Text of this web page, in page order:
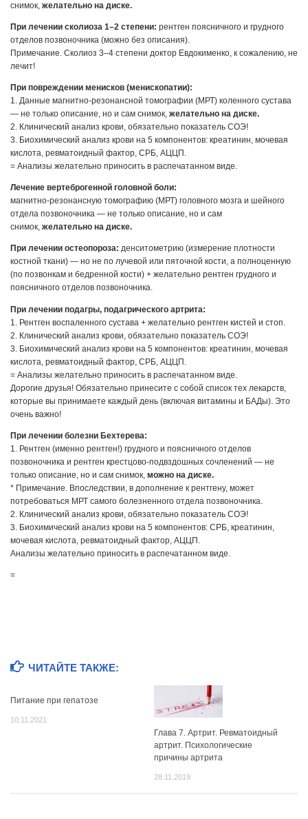
снимок, желательно на диске.
При лечении сколиоза 1–2 степени: рентген поясничного и грудного
отделов позвоночника (можно без описания).
Примечание. Сколиоз 3–4 степени доктор Евдокименко, к сожалению, не
лечит!
При повреждении менисков (менископатии):
1. Данные магнитно-резонансной томографии (МРТ) коленного сустава
— не только описание, но и сам снимок, желательно на диске.
2. Клинический анализ крови, обязательно показатель СОЭ!
3. Биохимический анализ крови на 5 компонентов: креатинин, мочевая
кислота, ревматоидный фактор, СРБ, АЦЦП.
= Анализы желательно приносить в распечатанном виде.
Лечение вертеброгенной головной боли:
магнитно-резонансную томографию (МРТ) головного мозга и шейного
отдела позвоночника — не только описание, но и сам
снимок, желательно на диске.
При лечении остеопороза: денситометрию (измерение плотности
костной ткани) — но не по лучевой или пяточной кости, а полноценную
(по позвонкам и бедренной кости) + желательно рентген грудного и
поясничного отделов позвоночника.
При лечении подагры, подагрического артрита:
1. Рентген воспаленного сустава + желательно рентген кистей и стоп.
2. Клинический анализ крови, обязательно показатель СОЭ!
3. Биохимический анализ крови на 5 компонентов: креатинин, мочевая
кислота, ревматоидный фактор, СРБ, АЦЦП.
= Анализы желательно приносить в распечатанном виде.
Дорогие друзья! Обязательно принесите с собой список тех лекарств,
которые вы принимаете каждый день (включая витамины и БАДы). Это
очень важно!
При лечении болезни Бехтерева:
1. Рентген (именно рентген!) грудного и поясничного отделов
позвоночника и рентген крестцово-подвздошных сочленений — не
только описание, но и сам снимок, можно на диске.
* Примечание. Впоследствии, в дополнение к рентгену, может
потребоваться МРТ самого болезненного отдела позвоночника.
2. Клинический анализ крови, обязательно показатель СОЭ!
3. Биохимический анализ крови на 5 компонентов: СРБ, креатинин,
мочевая кислота, ревматоидный фактор, АЦЦП.
Анализы желательно приносить в распечатанном виде.
=
ЧИТАЙТЕ ТАКЖЕ:
Питание при гепатозе
10.11.2021
Глава 7. Артрит. Ревматоидный
артрит. Психологические
причины артрита
28.11.2019